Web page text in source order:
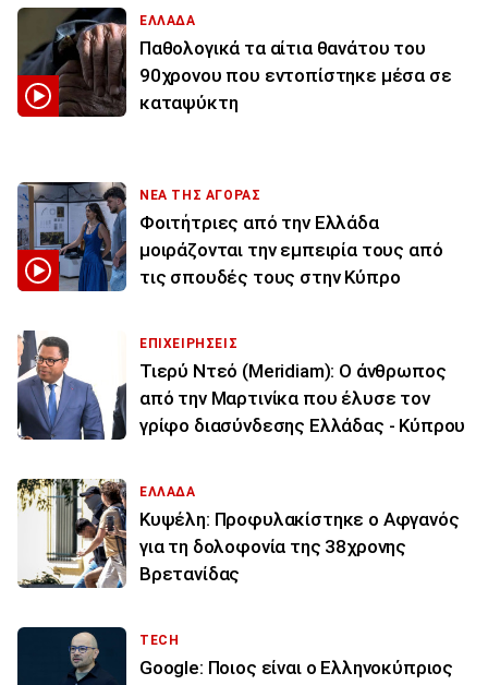
ΕΛΛΑΔΑ
Παθολογικά τα αίτια θανάτου του
90χρονου που εντοπίστηκε μέσα σε
καταψύκτη
ΝΕΑ ΤΗΣ ΑΓΟΡΑΣ
Φοιτήτριες από την Ελλάδα
μοιράζονται την εμπειρία τους από
τις σπουδές τους στην Κύπρο
ΕΠΙΧΕΙΡΗΣΕΙΣ
Τιερύ Ντεό (Meridiam): Ο άνθρωπος
από την Μαρτινίκα που έλυσε τον
γρίφο διασύνδεσης Ελλάδας - Κύπρου
ΕΛΛΑΔΑ
Κυψέλη: Προφυλακίστηκε ο Αφγανός
για τη δολοφονία της 38χρονης
Βρετανίδας
TECH
Google: Ποιος είναι ο Ελληνοκύπριος